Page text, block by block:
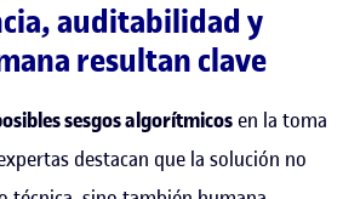
auditabilidad y
resultan clave
sesgos algorítmicosen la toma
destacan que la solución no